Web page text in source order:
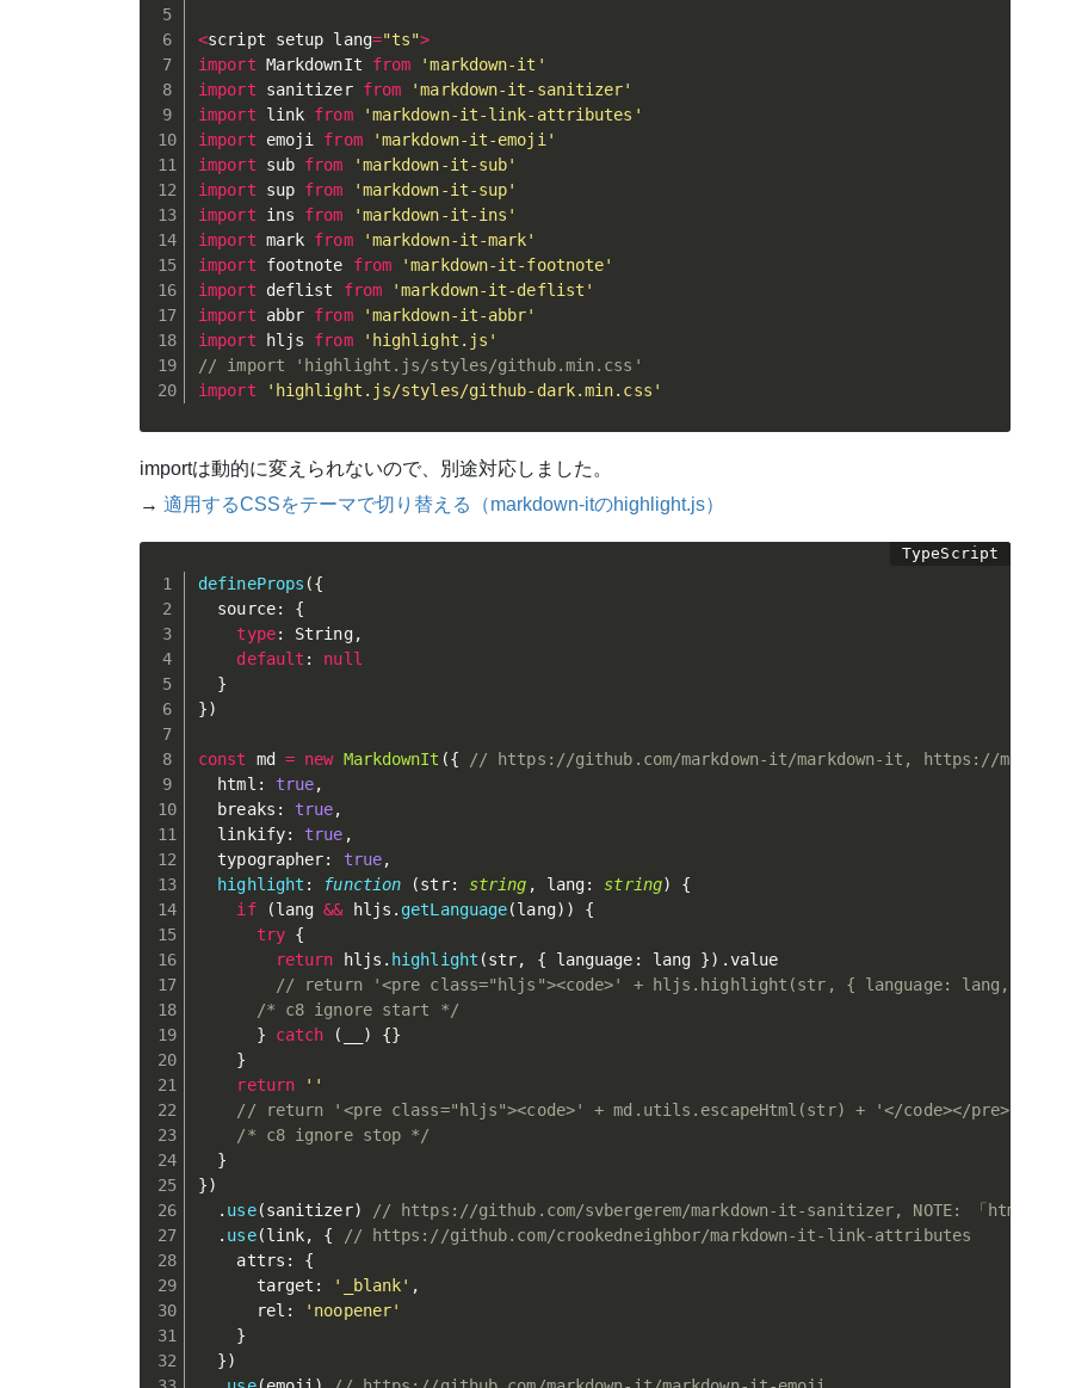
<script setup lang="ts">
import MarkdownIt from
'markdown-it'
import sanitizer from
'markdown-it-sanitizer'
import link from
'markdown-it-link-attributes'
import emoji from
'markdown-it-emoji'
import sub from
'markdown-it-sub'
import sup from
'markdown-it-sup'
import ins from
'markdown-it-ins'
import mark from
'markdown-it-mark'
import footnote from
'markdown-it-footnote'
import deflist from
'markdown-it-deflist'
import abbr from
'markdown-it-abbr'
import hljs from
'highlight.js'
// import 'highlight.js/styles/github.min.css'
import
'highlight.js/styles/github-dark.min.css'
importは動的に変えられないので、別途対応しました。
→ 適用するCSSをテーマで切り替える（markdown-itのhighlight.js）
defineProps ({
  source
:
{
type: String,
default :
null
}
})
const md = new MarkdownIt ({
// https://github.com/markdown-it/markdown-it, https://
  html
: true,
  breaks
: true,
  linkify
: true ,
  typographer
: true,
highlight : function (str: string , lang: string)
{
if
(lang && hljs . getLanguage(lang) )
{
try {
return hljs . highlight (str, { language : lang }) .value
// return '<pre class="hljs"><code>' + hljs.highlight(str, { language: lang,
/* c8 ignore start */
}
catch ( ) {}
}
return
''
// return '<pre class="hljs"><code>' + md.utils.escapeHtml(str) + '</code></pre>'
/* c8 ignore stop */
}
})
. use(sanitizer)
// https://github.com/svbergerem/markdown-it-sanitizer, NOTE: 「html: true
. use(link, {
// https://github.com/crookedneighbor/markdown-it-link-attributes
    attrs
:
{
      target
: '_blank' ,
      rel
:
'noopener'
}
})